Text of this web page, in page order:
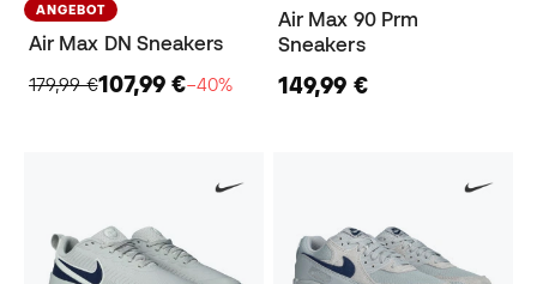
ANGEBOT
Air Max DN Sneakers
179,99 €107,99 €−40%
Air Max 90 Prm
Sneakers
149,99 €